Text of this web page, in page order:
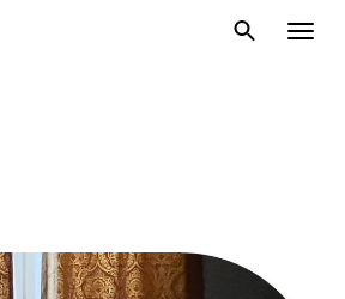
Zoek